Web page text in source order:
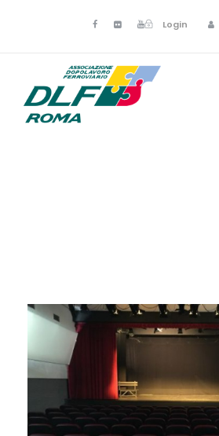
Login